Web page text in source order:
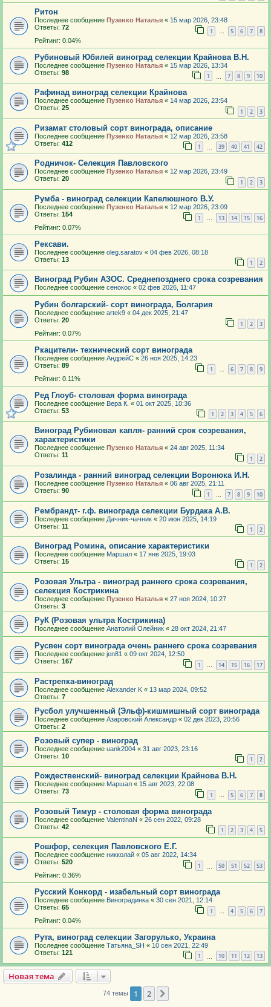
Ритон
Последнее сообщение Пузенко Наталья « 15 мар 2026, 23:48
Ответы: 72 1 5 6 7 8
Рейтинг: 0.04%
Рубиновый Юбилей виноград селекции Крайнова В.Н.
Последнее сообщение Пузенко Наталья « 15 мар 2026, 13:34
Ответы: 98 1 7 8 9 10
Рафинад виноград селекции Крайнова
Последнее сообщение Пузенко Наталья « 14 мар 2026, 23:54
Ответы: 25 1 2 3
Ризамат столовый сорт винограда, описание
Последнее сообщение Пузенко Наталья « 12 мар 2026, 23:58
Ответы: 412 1 39 40 41 42
Родничок- Селекция Павловского
Последнее сообщение Пузенко Наталья « 12 мар 2026, 23:49
Ответы: 20 1 2 3
Румба - виноград селекции Капелюшного В.У.
Последнее сообщение Пузенко Наталья « 12 мар 2026, 23:09
Ответы: 154 1 … 13 14 15 16
Рейтинг: 0.07%
Рексави.
Последнее сообщение oleg.saratov « 04 фев 2026, 08:18
Ответы: 13 1 2
Виноград Рубин АЗОС. Среднепозднего срока созревания
Последнее сообщение сенокос « 02 фев 2026, 11:47
Рубин болгарский- сорт винограда, Болгария
Последнее сообщение artek9 « 04 дек 2025, 21:47
Ответы: 20 1 2 3
Рейтинг: 0.07%
Ркацители- технический сорт винограда
Последнее сообщение АндрейС « 26 ноя 2025, 14:23
Ответы: 89 1 … 6 7 8 9
Рейтинг: 0.11%
Ред Глоуб- столовая форма винограда
Последнее сообщение Вера К. « 01 окт 2025, 10:36
Ответы: 53 1 2 3 4 5 6
Виноград Рубиновая капля- ранний срок созревания,
характеристики
Последнее сообщение Пузенко Наталья « 24 авг 2025, 11:34
Ответы: 11 1 2
Розалинда - ранний виноград селекции Воронюка И.Н.
Последнее сообщение Пузенко Наталья « 06 авг 2025, 21:11
Ответы: 90 1 … 7 8 9 10
Рембрандт- г.ф. винограда селекции Бурдака А.В.
Последнее сообщение Дачник-чачник « 20 июн 2025, 14:19
Ответы: 11 1 2
Виноград Ромина, описание характеристики
Последнее сообщение Маршал « 17 янв 2025, 19:03
Ответы: 15 1 2
Розовая Ультра - виноград раннего срока созревания,
селекция Кострикина
Последнее сообщение Пузенко Наталья « 27 ноя 2024, 10:27
Ответы: 3
РуК (Розовая ультра Кострикина)
Последнее сообщение Анатолий Олейник « 28 окт 2024, 21:47
Русвен сорт винограда очень раннего срока созревания
Последнее сообщение jen81 « 09 окт 2024, 12:50
Ответы: 167 1 14 15 16 17
Растрепка-виноград
Последнее сообщение Alexander K « 13 мар 2024, 09:52
Ответы: 7
Русбол улучшенный (Эльф)-кишмишный сорт винограда
Последнее сообщение Азаровский Александр « 02 дек 2023, 20:56
Ответы: 2
Розовый супер - виноград
Последнее сообщение uank2004 « 31 авг 2023, 23:16
Ответы: 10 1 2
Рождественcкий- виноград селекции Крайнова В.Н.
Последнее сообщение Маршал « 15 авг 2023, 22:08
Ответы: 73 1 … 5 6 7 8
Розовый Тимур - столовая форма винограда
Последнее сообщение ValentinaN « 26 сен 2022, 09:28
Ответы: 42 1 2 3 4 5
Рошфор, селекция Павловского Е.Г.
Последнее сообщение никколай « 05 авг 2022, 14:34
Ответы: 520 1 50 51 52 53
Рейтинг: 0.36%
Русский Конкорд - изабельный сорт винограда
Последнее сообщение Виноградинка « 30 сен 2021, 12:14
Ответы: 65 1 … 4 5 6 7
Рейтинг: 0.04%
Рута, виноград селекции Загорулько, Украина
Последнее сообщение Татьяна_SH « 10 сен 2021, 22:49
Ответы: 121 1 10 11 12 13
Новая тема
74 темы 1 2